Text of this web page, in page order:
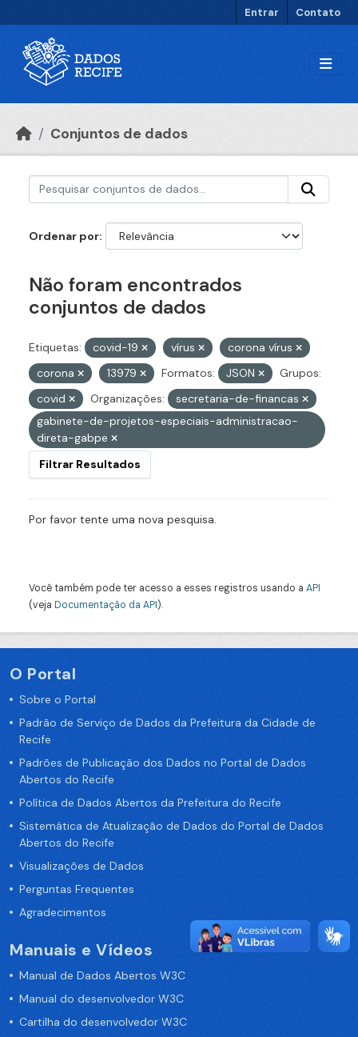
Entrar Contato
Conjuntos de dados
Ordenar por
Não foram encontrados
conjuntos de dados
Etiquetas: covid-19 vírus
corona vírus
corona
13979 Formatos: JSON
Grupos:
covid
Organizações:
secretaria-de-financas
gabinete-de-projetos-especiais-administracao-
direta-gabpe
Filtrar Resultados
Por favor tente uma nova pesquisa.
Você também pode ter acesso a esses registros usando a API
(veja Documentação da API).
O Portal
Sobre o Portal
Padrão de Serviço de Dados da Prefeitura da Cidade de
Recife
Padrões de Publicação dos Dados no Portal de Dados
Abertos do Recife
Política de Dados Abertos da Prefeitura do Recife
Sistemática de Atualização de Dados do Portal de Dados
Abertos do Recife
Visualizações de Dados
Perguntas Frequentes
Agradecimentos
Manuais e Vídeos
Manual de Dados Abertos W3C
Manual do desenvolvedor W3C
Cartilha do desenvolvedor W3C